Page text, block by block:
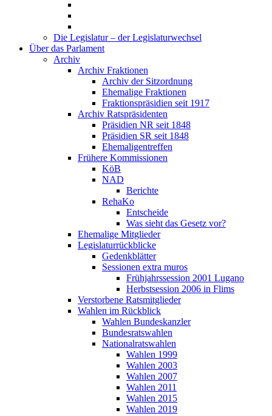
Die Legislatur – der Legislaturwechsel
Über das Parlament
Archiv
Archiv Fraktionen
Archiv der Sitzordnung
Ehemalige Fraktionen
Fraktionspräsidien seit 1917
Archiv Ratspräsidenten
Präsidien NR seit 1848
Präsidien SR seit 1848
Ehemaligentreffen
Frühere Kommissionen
KöB
NAD
Berichte
RehaKo
Entscheide
Was sieht das Gesetz vor?
Ehemalige Mitglieder
Legislaturrückblicke
Gedenkblätter
Sessionen extra muros
Frühjahrssession 2001 Lugano
Herbstsession 2006 in Flims
Verstorbene Ratsmitglieder
Wahlen im Rückblick
Wahlen Bundeskanzler
Bundesratswahlen
Nationalratswahlen
Wahlen 1999
Wahlen 2003
Wahlen 2007
Wahlen 2011
Wahlen 2015
Wahlen 2019